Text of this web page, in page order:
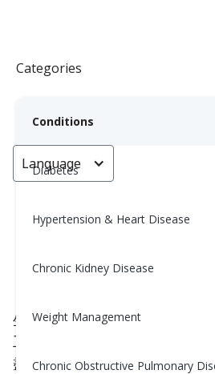
Categories
Conditions
Diabetes
Hypertension & Heart Disease
Chronic Kidney Disease
Weight Management
Chronic Obstructive Pulmonary
Language
如何面對情緒低
Nina Ghamrawi, MS,
生活可能很有挑戰性，讓人感
工作、人際關係還是個人鬥爭
盡的時刻。當這發生時，我們